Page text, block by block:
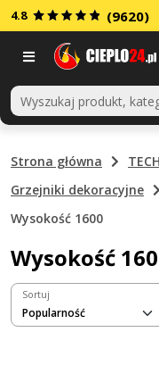
4.8 (9620)
Strona główna
Grzejniki dekoracyjne
Wysokość 1600
Wysokość
Sortuj